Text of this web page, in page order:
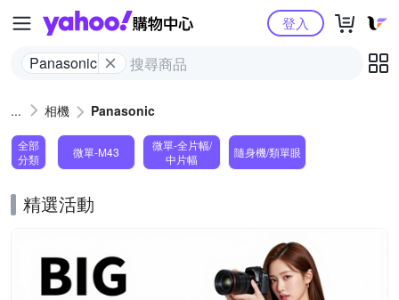
Yahoo購物中心
Panasonic
登入
相機 Panasonic
全部
分類
微單-M43
微單-全片幅/
中片幅
隨身機/類單眼
精選活動